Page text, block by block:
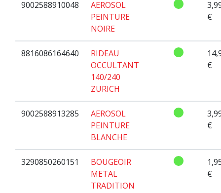
9002588910048
AEROSOL
PEINTURE
NOIRE
€
8816086164640
RIDEAU
OCCULTANT
140/240
ZURICH
€
9002588913285
AEROSOL
PEINTURE
BLANCHE
€
3290850260151
BOUGEOIR
METAL
TRADITION
€